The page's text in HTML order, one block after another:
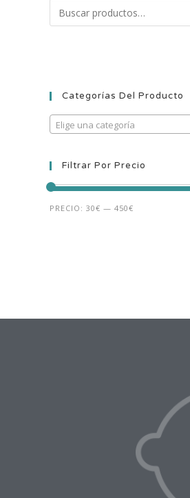
Categorías Del Producto
Elige una categoría
Filtrar Por Precio
PRECIO: 30€ — 450€